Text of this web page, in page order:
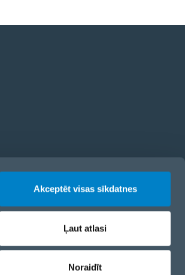
Akceptēt visas sīkdatnes
Ļaut atlasi
Noraidīt